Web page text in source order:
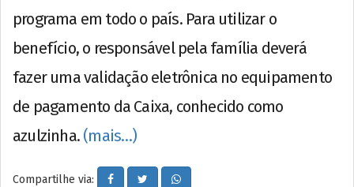
programa em todo o país. Para utilizar o
benefício, o responsável pela família deverá
fazer uma validação eletrônica no equipamento
de pagamento da Caixa, conhecido como
azulzinha. (mais…)
Compartilhe via: